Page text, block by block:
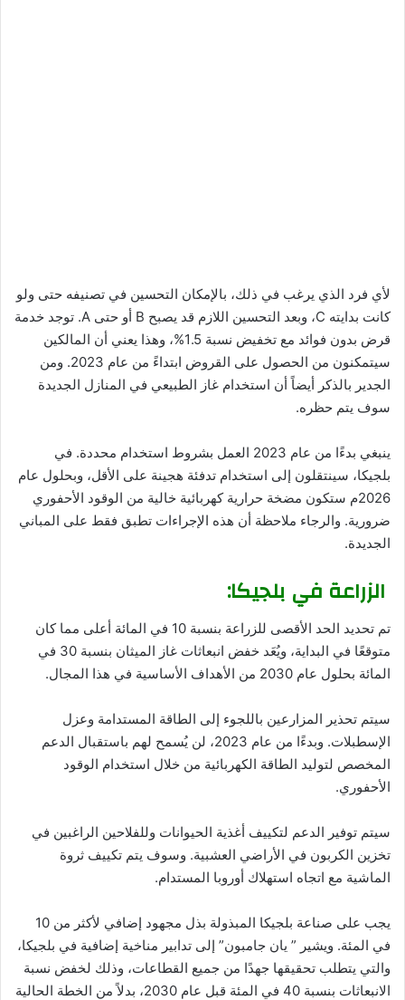
لأي فرد الذي يرغب في ذلك، بالإمكان التحسين في تصنيفه حتى ولو
كانت بدايته C، وبعد التحسين اللازم قد يصبح B أو حتى A. توجد خدمة
قرض بدون فوائد مع تخفيض نسبة 1.5%، وهذا يعني أن المالكين
سيتمكنون من الحصول على القروض ابتداءً من عام 2023. ومن
الجدير بالذكر أيضاً أن استخدام غاز الطبيعي في المنازل الجديدة
سوف يتم حظره.
ينبغي بدءًا من عام 2023 العمل بشروط استخدام محددة. في
بلجيكا، سينتقلون إلى استخدام تدفئة هجينة على الأقل، وبحلول عام
2026م ستكون مضخة حرارية كهربائية خالية من الوقود الأحفوري
ضرورية. والرجاء ملاحظة أن هذه الإجراءات تطبق فقط على المباني
الجديدة.
الزراعة في بلجيكا:
تم تحديد الحد الأقصى للزراعة بنسبة 10 في المائة أعلى مما كان
متوقعًا في البداية، ويُعَد خفض انبعاثات غاز الميثان بنسبة 30 في
المائة بحلول عام 2030 من الأهداف الأساسية في هذا المجال.
سيتم تحذير المزارعين باللجوء إلى الطاقة المستدامة وعزل
الإسطبلات. وبدءًا من عام 2023، لن يُسمح لهم باستقبال الدعم
المخصص لتوليد الطاقة الكهربائية من خلال استخدام الوقود
الأحفوري.
سيتم توفير الدعم لتكييف أغذية الحيوانات وللفلاحين الراغبين في
تخزين الكربون في الأراضي العشبية. وسوف يتم تكييف ثروة
الماشية مع اتجاه استهلاك أوروبا المستدام.
يجب على صناعة بلجيكا المبذولة بذل مجهود إضافي لأكثر من 10
في المئة. ويشير ” يان جامبون” إلى تدابير مناخية إضافية في بلجيكا،
والتي يتطلب تحقيقها جهدًا من جميع القطاعات، وذلك لخفض نسبة
الانبعاثات بنسبة 40 في المئة قبل عام 2030، بدلاً من الخطة الحالية